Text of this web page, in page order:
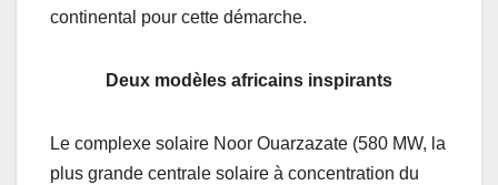
continental pour cette démarche.
Deux modèles africains inspirants
Le complexe solaire Noor Ouarzazate (580 MW, la
plus grande centrale solaire à concentration du